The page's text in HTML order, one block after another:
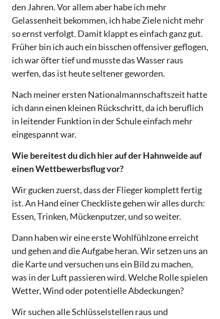
den Jahren. Vor allem aber habe ich mehr
Gelassenheit bekommen, ich habe Ziele nicht mehr
so ernst verfolgt. Damit klappt es einfach ganz gut.
Früher bin ich auch ein bisschen offensiver geflogen,
ich war öfter tief und musste das Wasser raus
werfen, das ist heute seltener geworden.
Nach meiner ersten Nationalmannschaftszeit hatte
ich dann einen kleinen Rückschritt, da ich beruflich
in leitender Funktion in der Schule einfach mehr
eingespannt war.
Wie bereitest du dich hier auf der Hahnweide auf
einen Wettbewerbsflug vor?
Wir gucken zuerst, dass der Flieger komplett fertig
ist. An Hand einer Checkliste gehen wir alles durch:
Essen, Trinken, Mückenputzer, und so weiter.
Dann haben wir eine erste Wohlfühlzone erreicht
und gehen and die Aufgabe heran. Wir setzen uns an
die Karte und versuchen uns ein Bild zu machen,
was in der Luft passieren wird. Welche Rolle spielen
Wetter, Wind oder potentielle Abdeckungen?
Wir suchen alle Schlüsselstellen raus und